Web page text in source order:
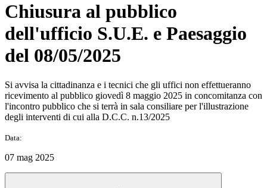
Chiusura al pubblico
dell'ufficio S.U.E. e Paesaggio
del 08/05/2025
Si avvisa la cittadinanza e i tecnici che gli uffici non effettueranno
ricevimento al pubblico giovedì 8 maggio 2025 in concomitanza con
l'incontro pubblico che si terrà in sala consiliare per l'illustrazione
degli interventi di cui alla D.C.C. n.13/2025
Data:
07 mag 2025